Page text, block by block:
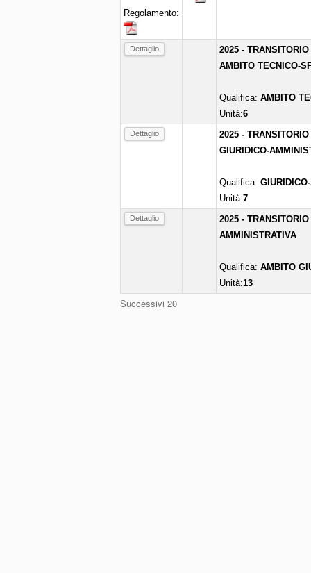
Regolamento:
Dettaglio
2025 -
AMBITO TECNICO-
Qualifica: AMBITO
Unità:6
Dettaglio
2025 -
GIURIDICO-
Qualifica:
Unità:7
Dettaglio
2025 -
AMMINISTRATIVA
Qualifica: AMBITO
Unità:13
Successivi 20